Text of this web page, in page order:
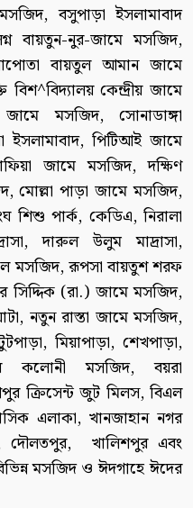
বসুপাড়া ইসলামাবাদ
বায়তুন-নুর-জামে মসজিদ,
বায়তুল আমান জামে
কেন্দ্রীয় জামে
মসজিদ, সোনাডাঙ্গা
পিটিআই জামে
জামে মসজিদ, দক্ষিণ
মোল্লা পাড়া জামে মসজিদ,
শিশু পার্ক, কেডিএ, নিরালা
দারুল উলুম মাদ্রাসা,
মসজিদ, রূপসা বায়তুশ শরফ
সিদ্দিক (রা.) জামে মসজিদ,
নতুন রাস্তা জামে মসজিদ,
মিয়াপাড়া, শেখপাড়া,
কলোনী মসজিদ, বয়রা
ক্রিসেন্ট জুট মিলস, বিএল
এলাকা, খানজাহান নগর
দৌলতপুর, খালিশপুর এবং
মসজিদ ও ঈদগাহে ঈদের